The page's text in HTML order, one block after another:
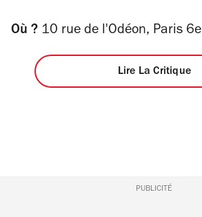
Où ? 10 rue de l'Odéon, Paris 6e
Lire La Critique
PUBLICITÉ